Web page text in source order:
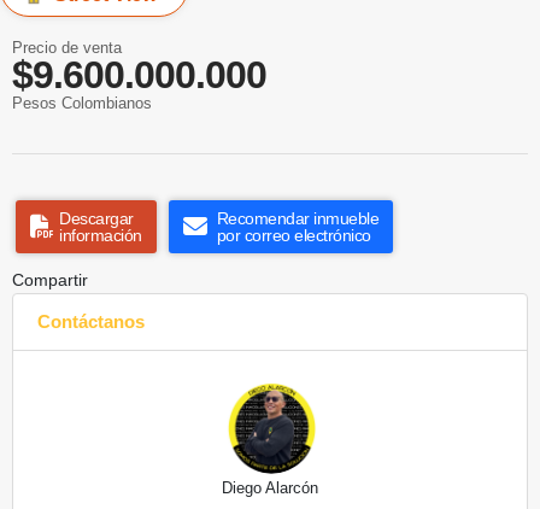
Precio de venta
$9.600.000.000
Pesos Colombianos
Descargar
información
Recomendar inmueble
por correo electrónico
Compartir
Contáctanos
Diego Alarcón